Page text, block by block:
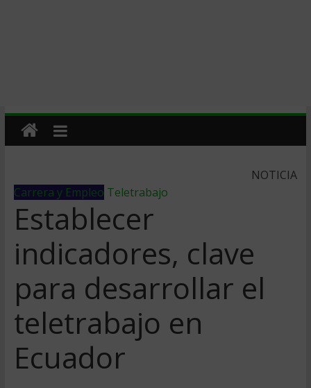
NOTICIA
Carrera y Empleo Teletrabajo
Establecer
indicadores, clave
para desarrollar el
teletrabajo en
Ecuador